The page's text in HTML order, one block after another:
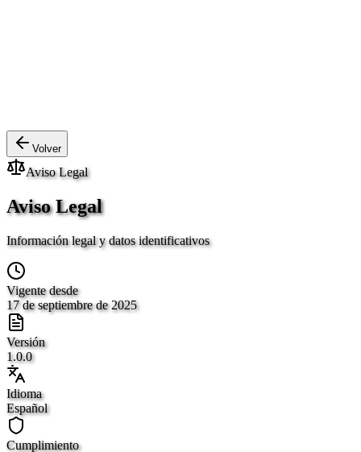
Volver
Aviso Legal
Aviso Legal
Información legal y datos identificativos
Vigente desde
17 de septiembre de 2025
Versión
1.0.0
Idioma
Español
Cumplimiento